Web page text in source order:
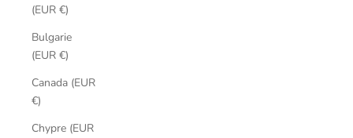
(EUR €)
Bulgarie
(EUR €)
Canada (EUR
€)
Chypre (EUR